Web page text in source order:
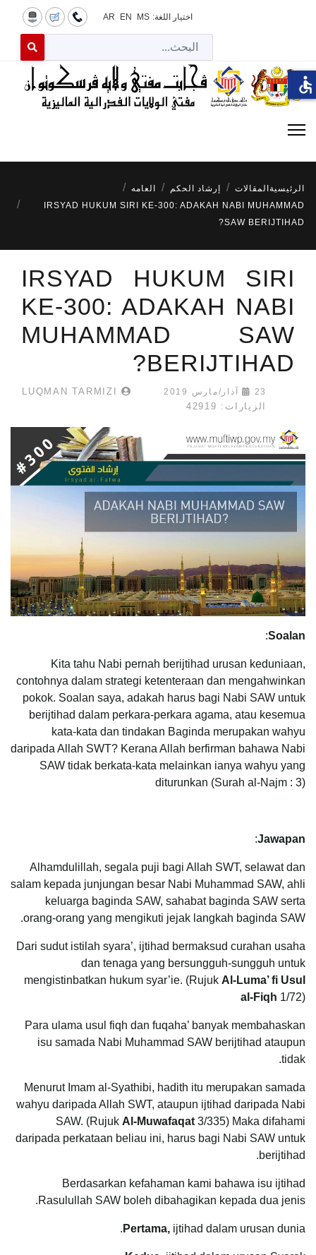
اختيار اللغة: MS
EN
AR
for results.
الرئيسية المقالات إرشاد الحكم
العامه
IRSYAD HUKUM SIRI KE-300: ADAKAH NABI MUHAMMAD
SAW BERIJTIHAD?
IRSYAD HUKUM SIRI
KE-300: ADAKAH NABI
MUHAMMAD SAW
BERIJTIHAD?
23 آذار/مارس 2019
LUQMAN TARMIZI
الزيارات: 42919
Soalan
:
Kita tahu Nabi pernah berijtihad urusan keduniaan,
contohnya dalam strategi ketenteraan dan mengahwinkan
pokok. Soalan saya, adakah harus bagi Nabi SAW untuk
berijtihad dalam perkara-perkara agama, atau kesemua
kata-kata dan tindakan Baginda merupakan wahyu
daripada Allah SWT? Kerana Allah berfirman bahawa Nabi
SAW tidak berkata-kata melainkan ianya wahyu yang
diturunkan (Surah al-Najm : 3)
Jawapan
:
Alhamdulillah, segala puji bagi Allah SWT, selawat dan
salam kepada junjungan besar Nabi Muhammad SAW, ahli
keluarga baginda SAW, sahabat baginda SAW serta
orang-orang yang mengikuti jejak langkah baginda SAW.
Dari sudut istilah syara’, ijtihad bermaksud curahan usaha
dan tenaga yang bersungguh-sungguh untuk
mengistinbatkan hukum syar’ie. (Rujuk Al-Luma’ fi Usul
al-Fiqh 1/72)
Para ulama usul fiqh dan fuqaha’ banyak membahaskan
isu samada Nabi Muhammad SAW berijtihad ataupun
tidak.
Menurut Imam al-Syathibi, hadith itu merupakan samada
wahyu daripada Allah SWT, ataupun ijtihad daripada Nabi
SAW. (Rujuk Al-Muwafaqat3/335) Maka difahami
daripada perkataan beliau ini, harus bagi Nabi SAW untuk
berijtihad.
Berdasarkan kefahaman kami bahawa isu ijtihad
Rasulullah SAW boleh dibahagikan kepada dua jenis.
Pertama, ijtihad dalam urusan dunia.
accessible